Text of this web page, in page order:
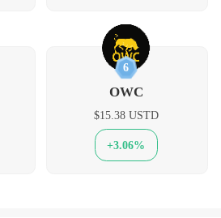
6
OWC
$15.38 USTD
+3.06%